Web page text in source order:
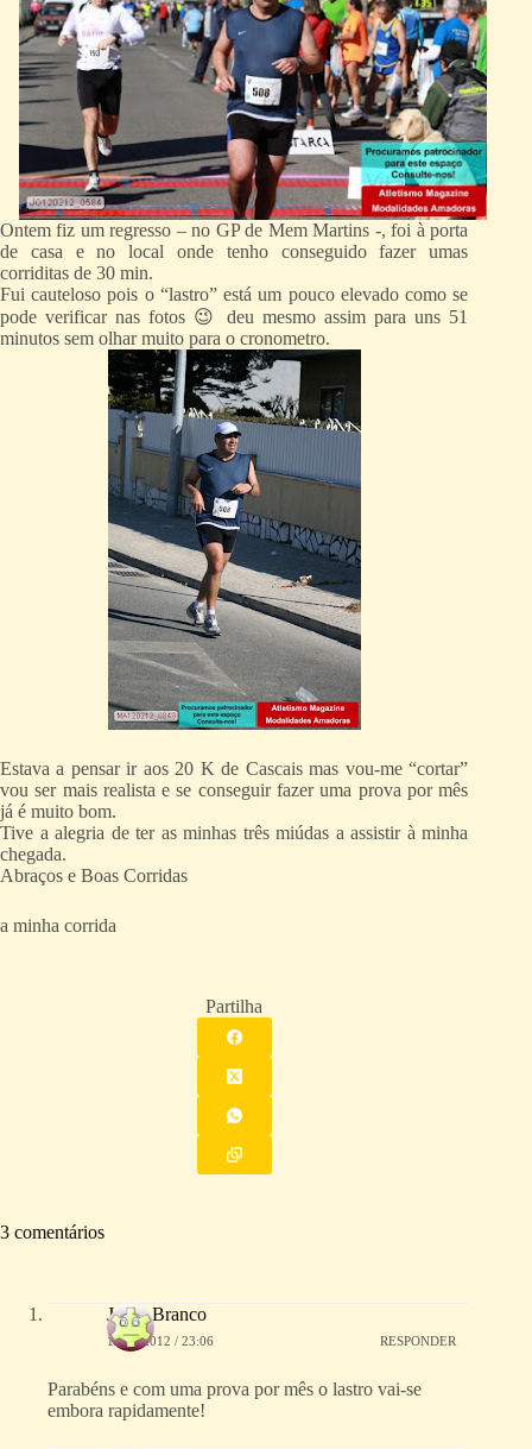
Ontem fiz um regresso – no GP de Mem Martins -, foi à porta
de casa e no local onde tenho conseguido fazer umas
corriditas de 30 min.
Fui cauteloso pois o “lastro” está um pouco elevado como se
pode verificar nas fotos 😉 deu mesmo assim para uns 51
minutos sem olhar muito para o cronometro.
Estava a pensar ir aos 20 K de Cascais mas vou-me “cortar”
vou ser mais realista e se conseguir fazer uma prova por mês
já é muito bom.
Tive a alegria de ter as minhas três miúdas a assistir à minha
chegada.
Abraços e Boas Corridas
a minha corrida
Partilha
3 comentários
Jorge Branco
13/02/2012 / 23:06 RESPONDER
Parabéns e com uma prova por mês o lastro vai-se
embora rapidamente!